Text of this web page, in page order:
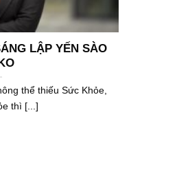
LẬP YẾN SÀO
thể thiếu Sức Khỏe,
thì [...]